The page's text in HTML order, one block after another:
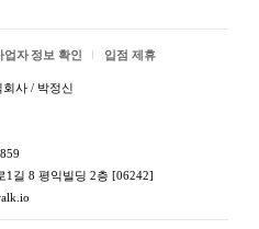
업자 정보 확인 입점 제휴
사 / 박정신
1길 8 평익빌딩 2층 [06242]